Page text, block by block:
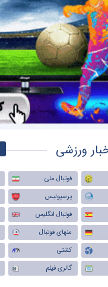
ورزشی
فوتبال ملی
پرسپولیس
فوتبال انگلیس
منهای فوتبال
کشتی
گالری فیلم